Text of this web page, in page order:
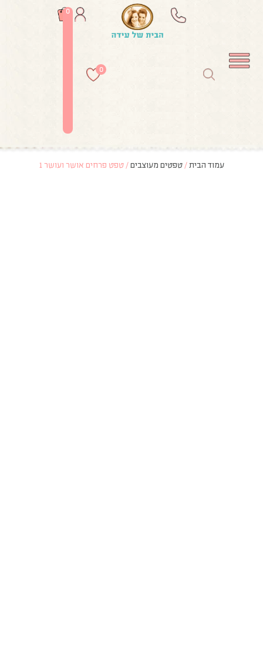
0
0
עמוד הבית/טפטים מעוצבים/ טפט פרחים אושר ועושר 1